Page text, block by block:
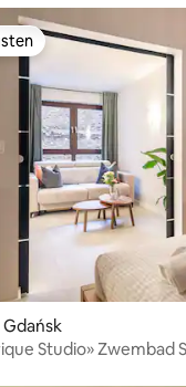
Studio» Zwembad